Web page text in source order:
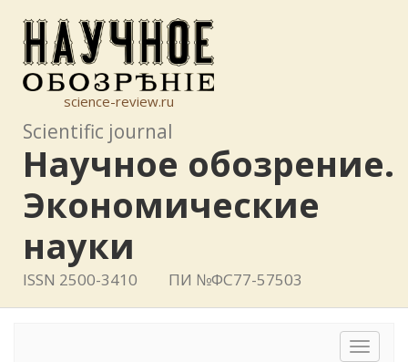
science-review.ru
Scientific journal
Научное обозрение.
Экономические
науки
ISSN 2500-3410 ПИ №ФС77-57503
Toggle